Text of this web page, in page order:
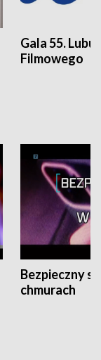
Gala 55.
Filmowego
Bezpieczny
chmurach